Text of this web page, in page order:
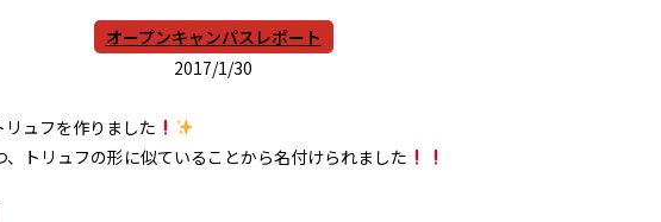
オープンキャンパスレポート
2017/1/30
ュフを作りました
トリュフの形に似ていることから名付けられました